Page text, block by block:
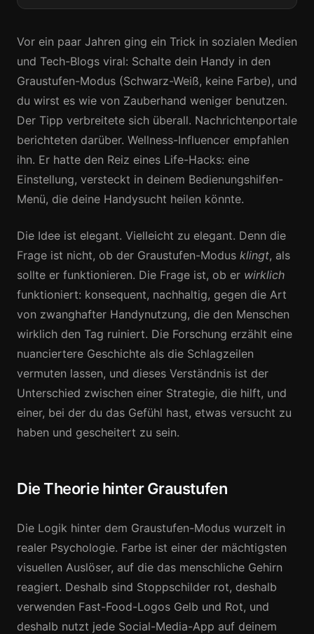
Vor ein paar Jahren ging ein Trick in sozialen Medien
und Tech-Blogs viral: Schalte dein Handy in den
Graustufen-Modus (Schwarz-Weiß, keine Farbe), und
du wirst es wie von Zauberhand weniger benutzen.
Der Tipp verbreitete sich überall. Nachrichtenportale
berichteten darüber. Wellness-Influencer empfahlen
ihn. Er hatte den Reiz eines Life-Hacks: eine
Einstellung, versteckt in deinem Bedienungshilfen-
Menü, die deine Handysucht heilen könnte.
Die Idee ist elegant. Vielleicht zu elegant. Denn die
Frage ist nicht, ob der Graustufen-Modus klingt, als
sollte er funktionieren. Die Frage ist, ob er wirklich
funktioniert: konsequent, nachhaltig, gegen die Art
von zwanghafter Handynutzung, die den Menschen
wirklich den Tag ruiniert. Die Forschung erzählt eine
nuanciertere Geschichte als die Schlagzeilen
vermuten lassen, und dieses Verständnis ist der
Unterschied zwischen einer Strategie, die hilft, und
einer, bei der du das Gefühl hast, etwas versucht zu
haben und gescheitert zu sein.
Die Theorie hinter Graustufen
Die Logik hinter dem Graustufen-Modus wurzelt in
realer Psychologie. Farbe ist einer der mächtigsten
visuellen Auslöser, auf die das menschliche Gehirn
reagiert. Deshalb sind Stoppschilder rot, deshalb
verwenden Fast-Food-Logos Gelb und Rot, und
deshalb nutzt jede Social-Media-App auf deinem